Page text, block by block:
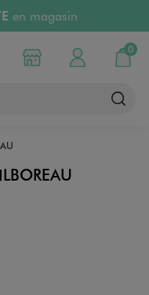
en magasin
Choisir mon magasin
Mon compte
0
Mon